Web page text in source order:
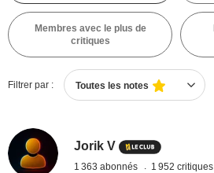
Membres avec le plus de
critiques
Filtrer par : Toutes les notes
Jorik V
1 363 abonnés 1 952 critiques